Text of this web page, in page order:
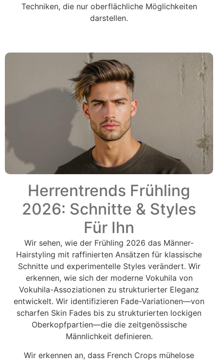
Techniken, die nur oberflächliche Möglichkeiten
darstellen.
Herrentrends Frühling
2026: Schnitte & Styles
Für Ihn
Wir sehen, wie der Frühling 2026 das Männer-
Hairstyling mit raffinierten Ansätzen für klassische
Schnitte und experimentelle Styles verändert. Wir
erkennen, wie sich der moderne Vokuhila von
Vokuhila-Assoziationen zu strukturierter Eleganz
entwickelt. Wir identifizieren Fade-Variationen—von
scharfen Skin Fades bis zu strukturierten lockigen
Oberkopfpartien—die die zeitgenössische
Männlichkeit definieren.
Wir erkennen an, dass French Crops mühelose